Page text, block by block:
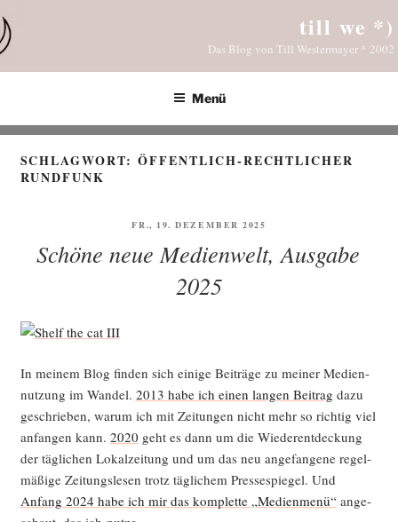
Inhalt
springen
till we *)
Das Blog von Till Westermayer * 2002
Menü
SCHLAGWORT:ÖFFENTLICH-RECHTLICHER
RUNDFUNK
VERÖFFENTLICHT
FR., 19. DEZEMBER 2025
Schöne neue Medienwelt, Ausgabe
2025
In mei­nem Blog fin­den sich eini­ge Bei­trä­ge zu mei­ner Medi­en­
nut­zung im Wan­del. 2013 habe ich einen lan­gen Bei­trag dazu
geschrie­ben, war­um ich mit Zei­tun­gen nicht mehr so rich­tig viel
anfan­gen kann. 2020 geht es dann um die Wie­der­ent­de­ckung
der täg­li­chen Lokal­zei­tung und um das neu ange­fan­ge­ne regel­
mä­ßi­ge Zei­tungs­le­sen trotz täg­li­chem Pres­se­spie­gel. Und
Anfang 2024 habe ich mir das kom­plet­te „Medi­en­me­nü“ ange­